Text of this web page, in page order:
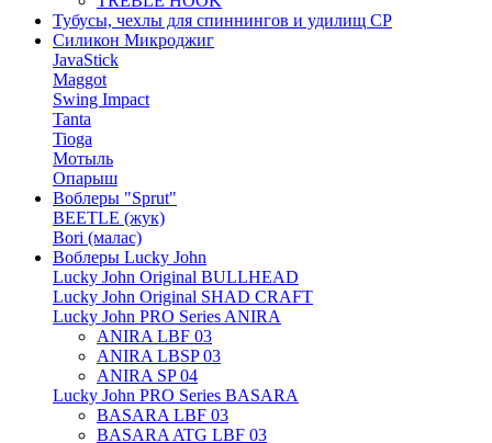
Тубусы, чехлы для спиннингов и удилищ СР
Силикон Микроджиг
JavaStick
Maggot
Swing Impact
Tanta
Tioga
Мотыль
Опарыш
Воблеры "Sprut"
BEETLE (жук)
Bori (малас)
Воблеры Lucky John
Lucky John Original BULLHEAD
Lucky John Original SHAD CRAFT
Lucky John PRO Series ANIRA
ANIRA LBF 03
ANIRA LBSP 03
ANIRA SP 04
Lucky John PRO Series BASARA
BASARA LBF 03
BASARA ATG LBF 03